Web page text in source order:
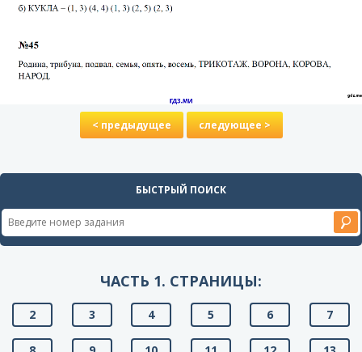
< предыдущее следующее >
БЫСТРЫЙ ПОИСК
ЧАСТЬ 1. СТРАНИЦЫ:
2 3 4 5 6 7